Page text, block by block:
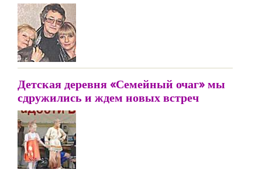
Детская деревня «Семейный очаг» мы
сдружились и ждем новых встреч